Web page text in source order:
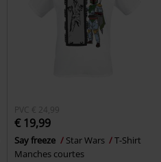
PVC € 24,99
€ 19,99
Say freeze Star Wars
T-Shirt
Manches courtes